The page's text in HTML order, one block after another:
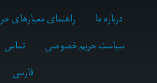
درباره ما راهنمای معیارهای
سیاست حریم خصوصی
تماس
فارسى